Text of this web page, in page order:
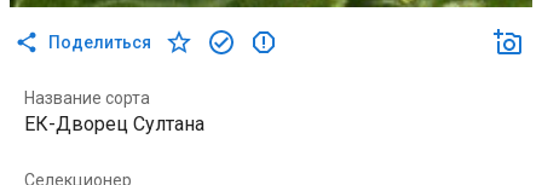
Поделиться
Название сорта
ЕК-Дворец Султана
Селекционер